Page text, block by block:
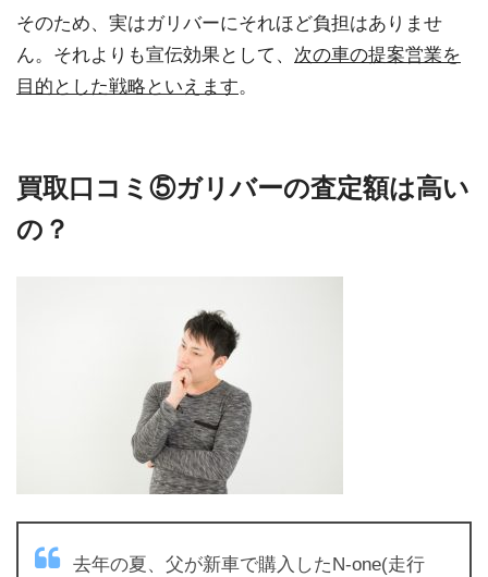
そのため、実はガリバーにそれほど負担はありませ
ん。それよりも宣伝効果として、 次の車の提案営業を
目的とした戦略といえます。
買取口コミ⑤ガリバーの査定額は高い
の？
去年の夏、父が新車で購入したN-one(走行